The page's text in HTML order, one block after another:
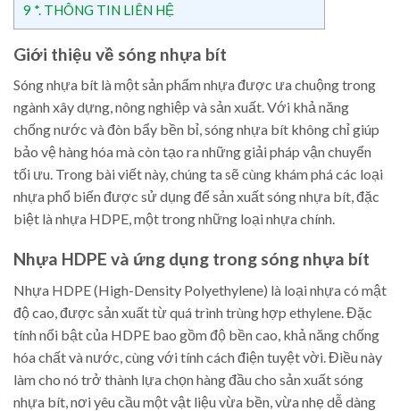
9 *. THÔNG TIN LIÊN HỆ
Giới thiệu về sóng nhựa bít
Sóng nhựa bít là một sản phẩm nhựa được ưa chuộng trong
ngành xây dựng, nông nghiệp và sản xuất. Với khả năng
chống nước và đòn bẩy bền bỉ, sóng nhựa bít không chỉ giúp
bảo vệ hàng hóa mà còn tạo ra những giải pháp vận chuyển
tối ưu. Trong bài viết này, chúng ta sẽ cùng khám phá các loại
nhựa phổ biến được sử dụng để sản xuất sóng nhựa bít, đặc
biệt là nhựa HDPE, một trong những loại nhựa chính.
Nhựa HDPE và ứng dụng trong sóng nhựa bít
Nhựa HDPE (High-Density Polyethylene) là loại nhựa có mật
độ cao, được sản xuất từ quá trình trùng hợp ethylene. Đặc
tính nổi bật của HDPE bao gồm độ bền cao, khả năng chống
hóa chất và nước, cùng với tính cách điện tuyệt vời. Điều này
làm cho nó trở thành lựa chọn hàng đầu cho sản xuất sóng
nhựa bít, nơi yêu cầu một vật liệu vừa bền, vừa nhẹ dễ dàng